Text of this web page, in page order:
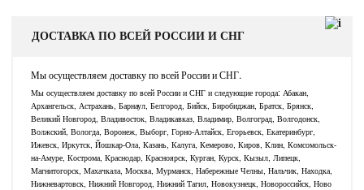
ДОСТАВКА ПО ВСЕЙ РОССИИ И СНГ
Мы осуществляем доставку по всей России и СНГ.
Мы осуществляем доставку по всей России и СНГ и следующие города: Абакан,
Архангельск, Астрахань, Барнаул, Белгород, Бийск, Биробиджан, Братск, Брянск,
Великий Новгород, Владивосток, Владикавказ, Владимир, Волгоград, Волгодонск,
Волжский, Вологда, Воронеж, Выборг, Горно-Алтайск, Егорьевск, Екатеринбург,
Ижевск, Иркутск, Йошкар-Ола, Казань, Калуга, Кемерово, Киров, Клин, Комсомольск-
на-Амуре, Кострома, Краснодар, Красноярск, Курган, Курск, Кызыл, Липецк,
Магнитогорск, Махачкала, Москва, Мурманск, Набережные Челны, Нальчик, Находка,
Нижневартовск, Нижний Новгород, Нижний Тагил, Новокузнецк, Новороссийск, Ново